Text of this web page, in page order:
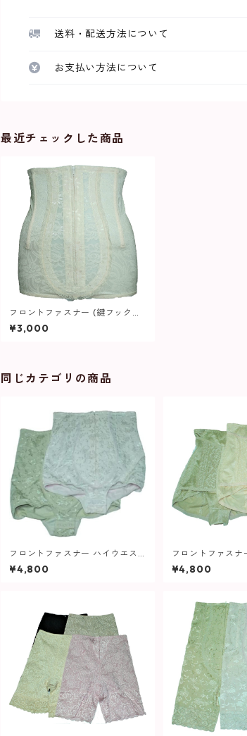
送料・配送方法について
お支払い方法について
最近チェックした商品
フロントファスナー (鍵フック付
き) CZボーン前身2本後身2本 計4
本使用 ハイウエスト ガードル 62
¥3,000
同じカテゴリの商品
フロントファスナー ハイウエス
ト ショート ガードル 646 レディ
ース
¥4,800
フロントファスナ
ト ショート ガー
ース
¥4,800